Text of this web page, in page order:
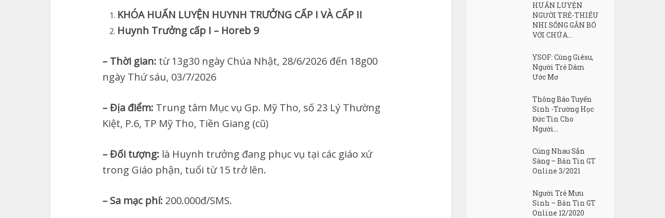
KHÓA HUẤN LUYỆN HUYNH TRƯỞNG CẤP I VÀ CẤP II
Huynh Trưởng cấp I – Horeb 9
– Thời gian: từ 13g30 ngày Chúa Nhật, 28/6/2026 đến 18g00
ngày Thứ sáu, 03/7/2026
– Địa điểm: Trung tâm Mục vụ Gp. Mỹ Tho, số 23 Lý Thường
Kiệt, P.6, TP Mỹ Tho, Tiền Giang (cũ)
– Đối tượng: là Huynh trưởng đang phục vụ tại các giáo xứ
trong Giáo phận, tuổi từ 15 trở lên.
– Sa mạc phí: 200.000đ/SMS.
HUẤN LUYỆN
NGƯỜI TRẺ-THIẾU
NHI SỐNG GẮN BÓ
VỚI CHÚA...
YSOF: Cùng Giêsu,
Người Trẻ Dám
Ước Mơ
Thông Báo Tuyển
Sinh -Trường Học
Đức Tin Cho
Người...
Cùng Nhau Sẳn
Sàng – Bản Tin GT
Online 3/2021
Người Trẻ Mưu
Sinh – Bản Tin GT
Online 12/2020